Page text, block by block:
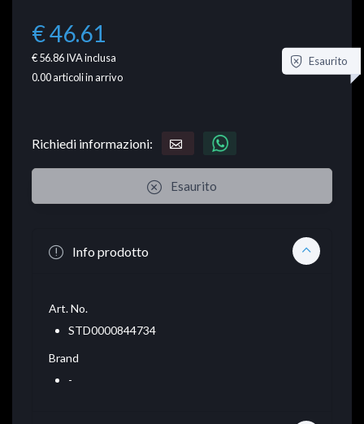
€ 46.61
€ 56.86IVA inclusa
0.00articoli in arrivo
Esaurito
Richiedi informazioni:
Esaurito
Info prodotto
Art. No.
STD0000844734
Brand
-